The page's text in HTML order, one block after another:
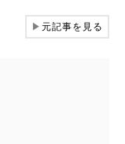
▶元記事を見る